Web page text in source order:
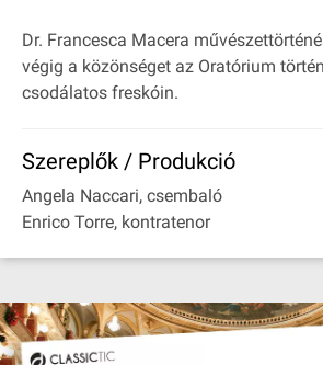
Dr. Francesca Macera
végig a közönséget az Oratórium
csodálatos freskóin.
Szereplők / Produkció
Angela Naccari, csembaló
Enrico Torre, kontratenor